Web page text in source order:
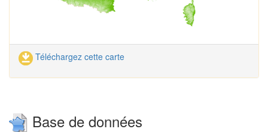
Téléchargez cette carte
Base de données